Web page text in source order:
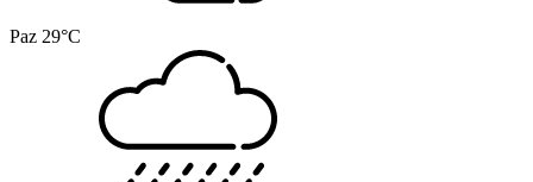
Paz 29°C